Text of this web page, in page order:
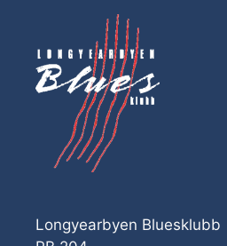
Longyearbyen Bluesklubb